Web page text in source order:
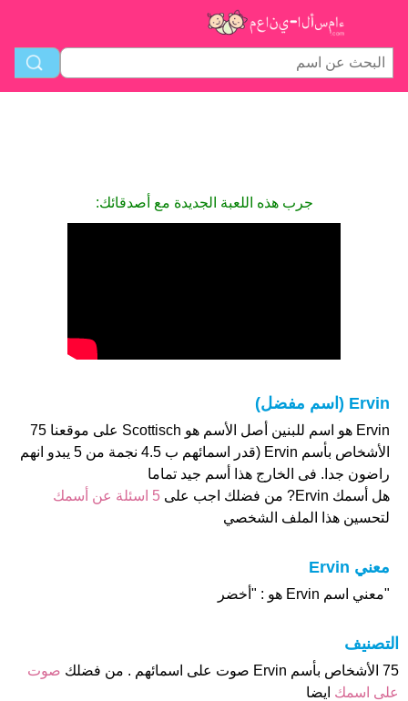
جرب هذه اللعبة الجديدة مع أصدقائك:
Ervin (اسم مفضل)
Ervin هو اسم للبنين أصل الأسم هو Scottisch على موقعنا 75
الأشخاص بأسم Ervin (قدر اسمائهم ب 4.5 نجمة من 5 يبدو انهم
راضون جدا. فى الخارج هذا أسم جيد تماما
هل أسمك Ervin? من فضلك اجب على
5 اسئلة عن أسمك
لتحسين هذا الملف الشخصي
معني Ervin
"معني اسم Ervin هو : "أخضر
التصنيف
75 الأشخاص بأسم Ervin صوت على اسمائهم . من فضلك
صوت
على اسمك ايضا